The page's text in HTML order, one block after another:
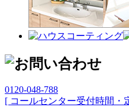
0120-048-788
[ コールセンター受付時間・